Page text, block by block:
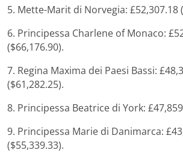
5. Mette-Marit di Norvegia: £52,307.18
6. Principessa Charlene of Monaco:
($66,176.90).
7. Regina Maxima dei Paesi Bassi:
($61,282.25).
8. Principessa Beatrice di York:
9. Principessa Marie di Danimarca:
($55,339.33).